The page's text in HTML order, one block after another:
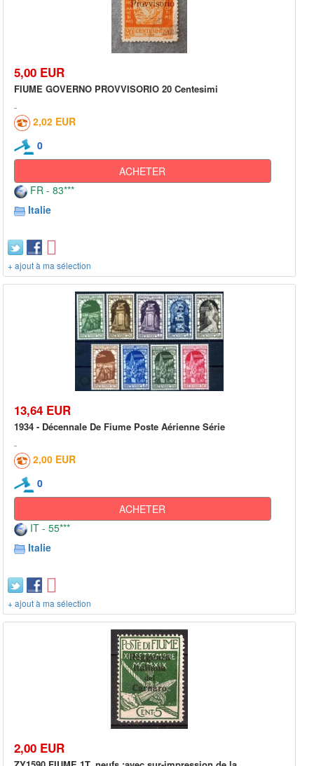
5,00 EUR
FIUME GOVERNO PROVVISORIO 20 Centesimi
2,02 EUR
0
ACHETER
FR - 83***
Italie
+ ajout à ma sélection
13,64 EUR
1934 - Décennale De Fiume Poste Aérienne Série
2,00 EUR
0
ACHETER
IT - 55***
Italie
+ ajout à ma sélection
2,00 EUR